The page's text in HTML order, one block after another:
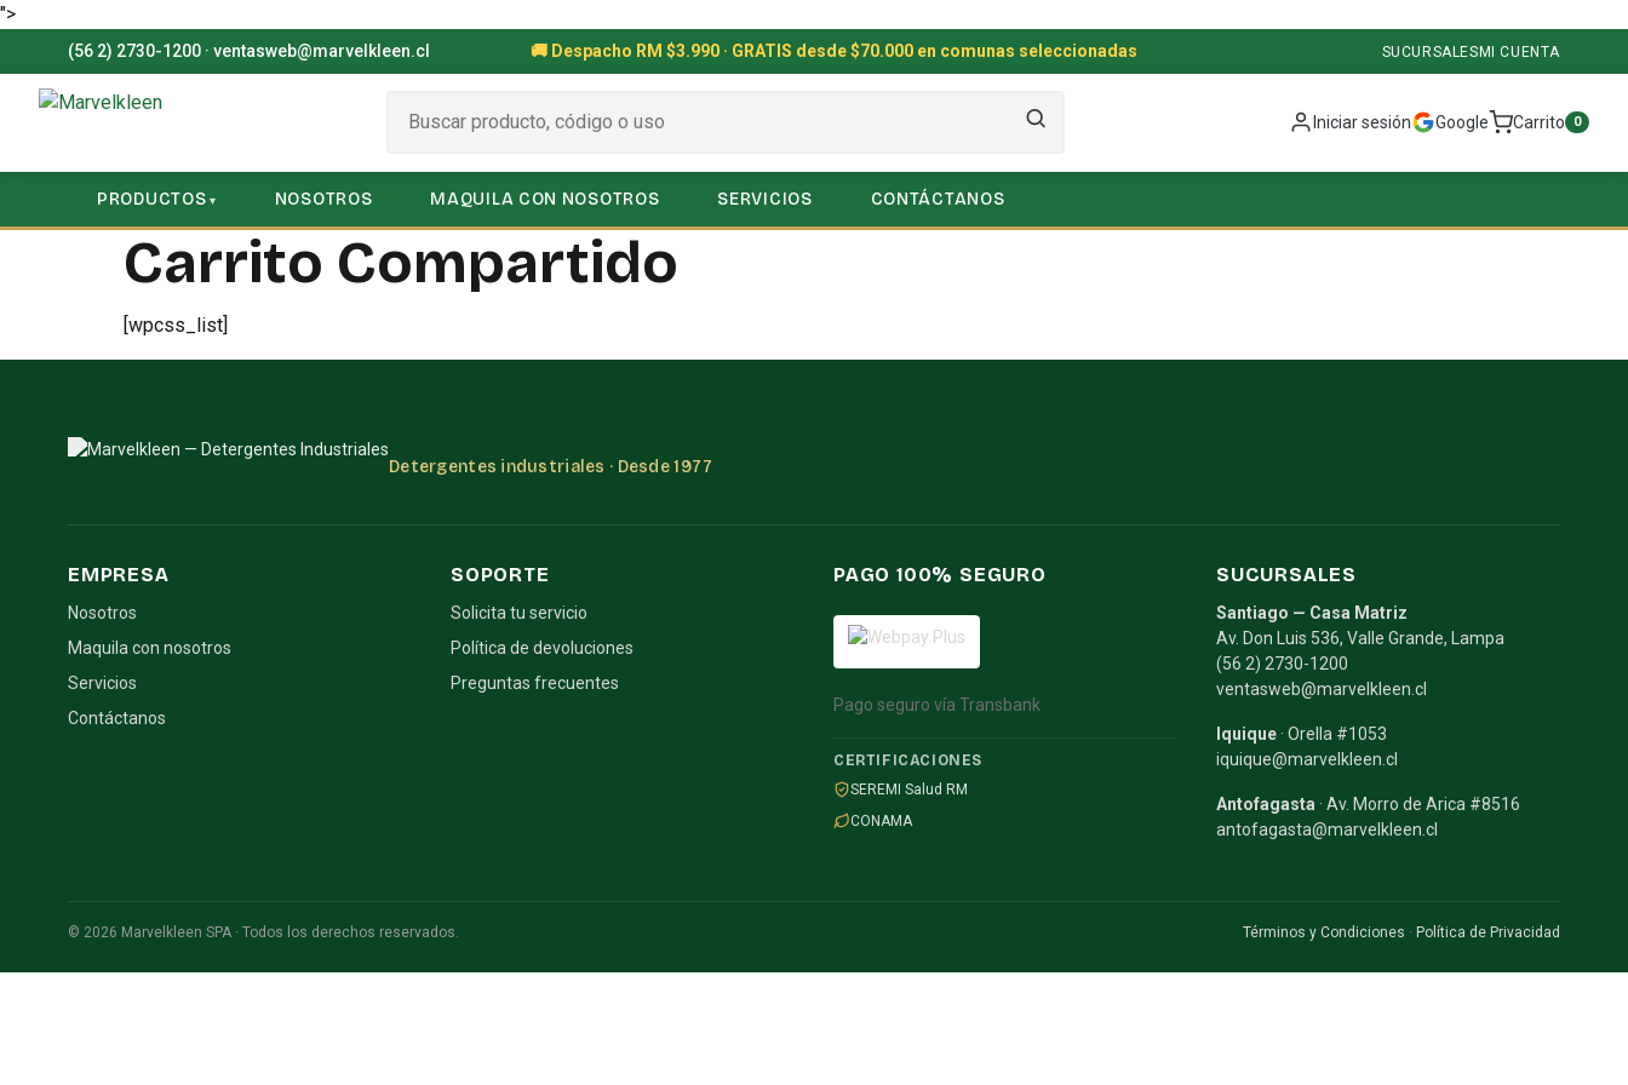
">
(56 2) 2730-1200 · ventasweb@marvelkleen.cl 🚚 Despacho RM $3.990 · GRATIS desde $70.000 en comunas seleccionadas SUCURSALESMI CUENTA
Iniciar sesión Google Carrito 0
PRODUCTOS NOSOTROS MAQUILA CON NOSOTROS SERVICIOS CONTÁCTANOS
Carrito Compartido
[wpcss_list]
Detergentes industriales · Desde 1977
EMPRESA
Nosotros
Maquila con nosotros
Servicios
Contáctanos
SOPORTE
Solicita tu servicio
Política de devoluciones
Preguntas frecuentes
PAGO 100% SEGURO
Pago seguro vía Transbank
CERTIFICACIONES
SEREMI Salud RM
CONAMA
SUCURSALES
Santiago — Casa Matriz
Av. Don Luis 536, Valle Grande, Lampa
(56 2) 2730-1200
ventasweb@marvelkleen.cl
Iquique · Orella #1053
iquique@marvelkleen.cl
Antofagasta · Av. Morro de Arica #8516
antofagasta@marvelkleen.cl
© 2026 Marvelkleen SPA · Todos los derechos reservados. Términos y Condiciones · Política de Privacidad